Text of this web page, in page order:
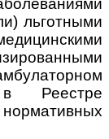
льготными
в Реестре